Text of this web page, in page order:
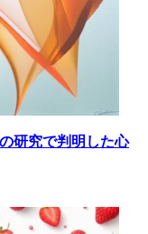
研究で判明した心